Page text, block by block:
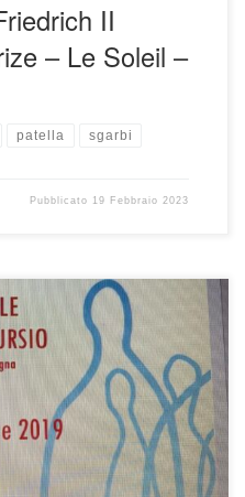
II
– Le Soleil –
patella sgarbi
Pubblicato 19 Febbraio 2023